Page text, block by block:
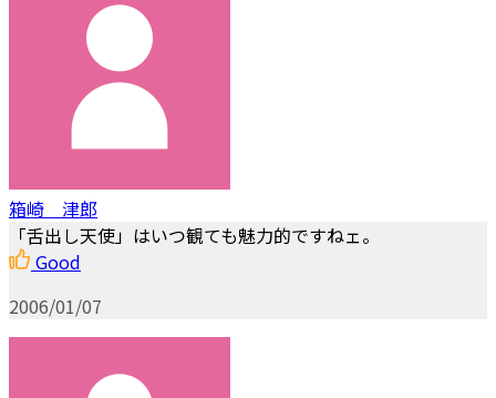
箱崎 津郎
「舌出し天使」はいつ観ても魅力的ですねェ。
Good
2006/01/07